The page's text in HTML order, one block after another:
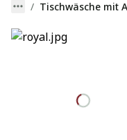
Tischwäsche mit